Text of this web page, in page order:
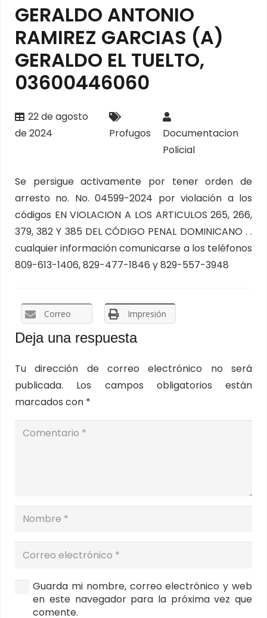
GERALDO ANTONIO
RAMIREZ GARCIAS (A)
GERALDO EL TUELTO,
03600446060
22 de agosto
de 2024
Profugos
Documentacion
Policial
Se persigue activamente por tener orden de
arresto no. No. 04599-2024 por violación a los
códigos EN VIOLACION A LOS ARTICULOS 265, 266,
379, 382 Y 385 DEL CÓDIGO PENAL DOMINICANO . .
cualquier información comunicarse a los teléfonos
809-613-1406, 829-477-1846 y 829-557-3948
Correo Impresión
Deja una respuesta
Tu dirección de correo electrónico no será
publicada.
Los campos obligatorios están
marcados con *
Guarda mi nombre, correo electrónico y web
en este navegador para la próxima vez que
comente.